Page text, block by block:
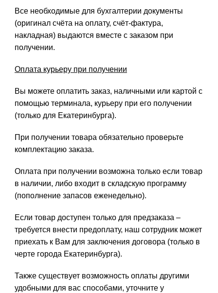
Все необходимые для бухгалтерии документы
(оригинал счёта на оплату, счёт-фактура,
накладная) выдаются вместе с заказом при
получении.
Оплата курьеру при получении
Вы можете оплатить заказ, наличными или картой с
помощью терминала, курьеру при его получении
(только для Екатеринбурга).
При получении товара обязательно проверьте
комплектацию заказа.
Оплата при получении возможна только если товар
в наличии, либо входит в складскую программу
(пополнение запасов еженедельно).
Если товар доступен только для предзаказа –
требуется внести предоплату, наш сотрудник может
приехать к Вам для заключения договора (только в
черте города Екатеринбурга).
Также существует возможность оплаты другими
удобными для вас способами, уточните у